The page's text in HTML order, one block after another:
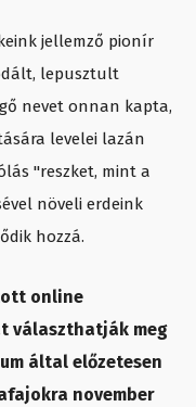
jellemző pionír
lepusztult
nevet onnan kapta,
levelei lazán
"reszket, mint a
növeli erdeink
hozzá.
online
választhatják meg
által előzetesen
november